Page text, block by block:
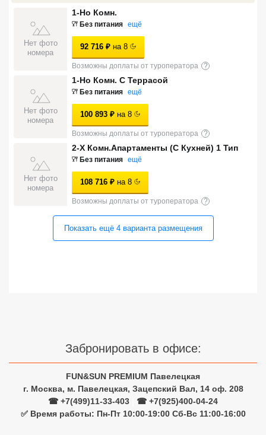
Нет фото
номера
1-Но Комн.
Без питания ещё
92 716 ₽ на 8
Возможны доплаты от туроператора ?
Нет фото
номера
1-Но Комн. С Террасой
Без питания ещё
100 893 ₽ на 8
Возможны доплаты от туроператора ?
Нет фото
номера
2-Х Комн.Апартаменты (С Кухней) 1 Тип
Без питания ещё
108 716 ₽ на 8
Возможны доплаты от туроператора ?
Показать ещё 4 вариантаразмещения
Забронировать в офисе:
FUN&SUN PREMIUM Павелецкая
г. Москва, м. Павелецкая, Зацепский Вал, 14 оф. 208
☎ +7(499)11-33-403
☎ +7(925)400-04-24
✅ Время работы: Пн-Пт 10:00-19:00 Сб-Вс 11:00-16:00
Недорогие отели 4*
звезды
Лучшие отели 3* звезды
Недорогие отели 3*
звезды
Сетевые отели Турции
Сетевые отели Египта
Сетевые отели ОАЭ
Сетевые отели Таиланда
Сетевые отели Шри Ланки
Сетевые отели Сейшел
Сетевые отели Маврикия